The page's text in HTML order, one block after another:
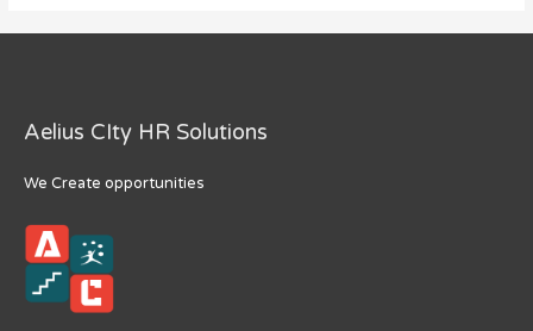
Aelius CIty HR Solutions
We Create opportunities